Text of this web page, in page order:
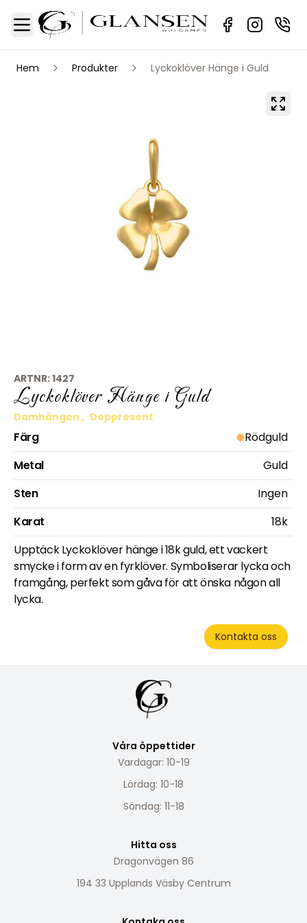
Toggle Menu
Sidebar
Hem Produkter Lyckoklöver Hänge i Guld
ARTNR:1427
Lyckoklöver Hänge i Guld
Damhängen , Doppresent
Färg
Rödguld
Metal
Guld
Sten
Ingen
Karat
18k
Upptäck Lyckoklöver hänge i 18k guld, ett vackert
smycke i form av en fyrklöver. Symboliserar lycka och
framgång, perfekt som gåva för att önska någon all
lycka.
Kontakta oss
Våra öppettider
Vardagar: 10-19
Lördag: 10-18
Söndag: 11-18
Hitta oss
Dragonvägen 86
194 33 Upplands Väsby Centrum